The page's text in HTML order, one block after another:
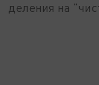
деления на